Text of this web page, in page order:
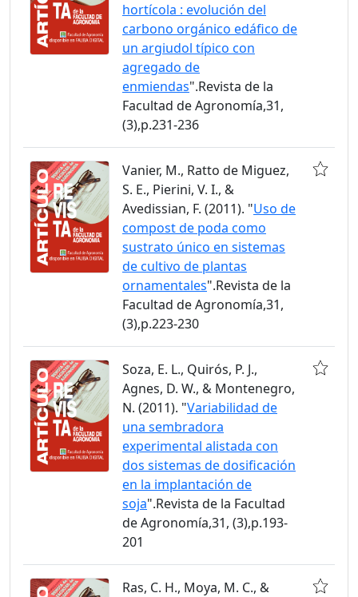
hortícola : evolución del
carbono orgánico edáfico de
un argiudol típico con
agregado de
enmiendas".Revista de la
Facultad de Agronomía,31,
(3),p.231-236
Vanier, M., Ratto de Miguez,
S. E., Pierini, V. I., &
Avedissian, F. (2011). "Uso de
compost de poda como
sustrato único en sistemas
de cultivo de plantas
ornamentales".Revista de la
Facultad de Agronomía,31,
(3),p.223-230
Soza, E. L., Quirós, P. J.,
Agnes, D. W., & Montenegro,
N. (2011). "Variabilidad de
una sembradora
experimental alistada con
dos sistemas de dosificación
en la implantación de
soja".Revista de la Facultad
de Agronomía,31, (3),p.193-
201
Ras, C. H., Moya, M. C., &